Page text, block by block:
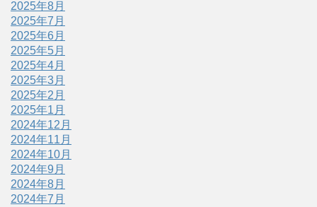
2025年8月
2025年7月
2025年6月
2025年5月
2025年4月
2025年3月
2025年2月
2025年1月
2024年12月
2024年11月
2024年10月
2024年9月
2024年8月
2024年7月